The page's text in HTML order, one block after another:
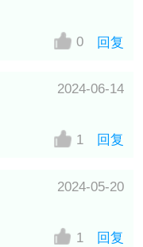
0 回复
2024-06-14
1 回复
2024-05-20
1 回复